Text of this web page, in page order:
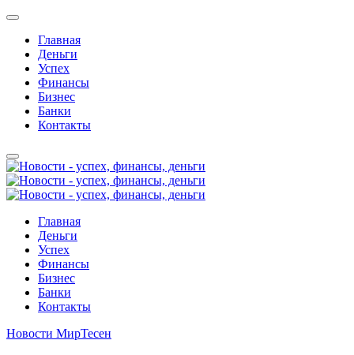
Главная
Деньги
Успех
Финансы
Бизнес
Банки
Контакты
Главная
Деньги
Успех
Финансы
Бизнес
Банки
Контакты
Новости МирТесен